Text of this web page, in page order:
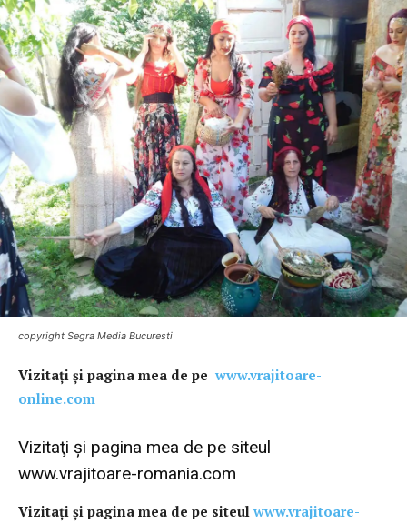
copyright Segra Media Bucuresti
Vizitaţi şi pagina mea de pe www.vrajitoare-
online.com
Vizitaţi şi pagina mea de pe siteul
www.vrajitoare-romania.com
Vizitaţi şi pagina mea de pe siteul www.vrajitoare-